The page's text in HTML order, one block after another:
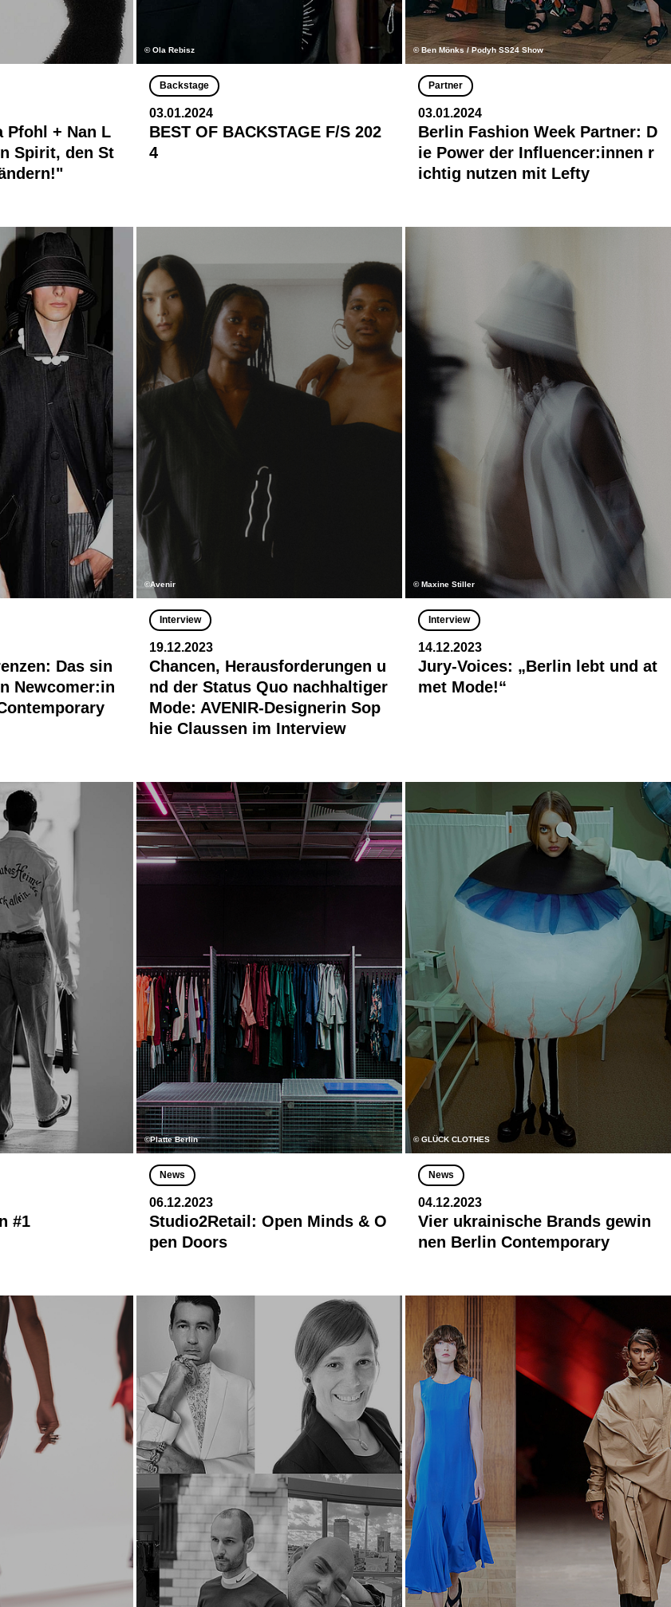
Pfohl + Nan L
Spirit, den St
© Ola Rebisz
Backstage
03.01.2024
BEST OF BACKSTAGE F/S 202
4
© Ben Mönks / Podyh SS24 Show
Partner
03.01.2024
Berlin Fashion Week Partner: D
ie Power der Influencer:innen r
ichtig nutzen mit Lefty
Das sin
Newcomer:in
©Avenir
Interview
19.12.2023
Chancen, Herausforderungen u
nd der Status Quo nachhaltiger
Mode: AVENIR-Designerin Sop
hie Claussen im Interview
© Maxine Stiller
Interview
14.12.2023
Jury-Voices: „Berlin lebt und at
met Mode!“
#1
©Platte Berlin
News
06.12.2023
Studio2Retail: Open Minds & O
pen Doors
© GLÜCK CLOTHES
News
04.12.2023
Vier ukrainische Brands gewin
nen Berlin Contemporary